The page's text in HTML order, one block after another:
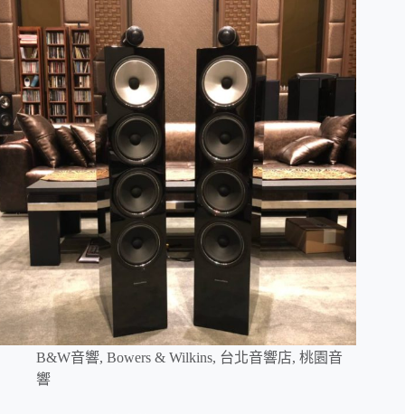
B&W音響, Bowers & Wilkins, 台北音響店, 桃園音
響